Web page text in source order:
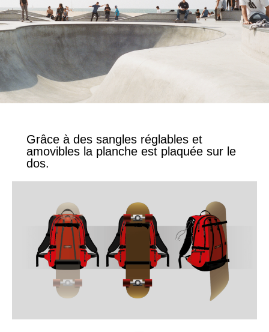
Grâce à des sangles réglables et
amovibles la planche est plaquée sur le
dos.